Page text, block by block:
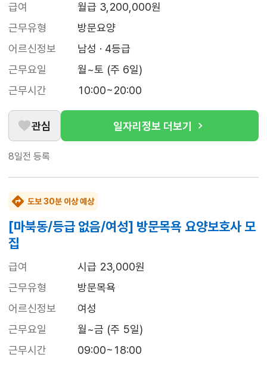
급여
월급 3,200,000원
근무유형
방문요양
어르신정보
남성 · 4등급
근무요일
월~토 (주 6일)
근무시간
10:00~20:00
관심 일자리정보 더보기
8일전 등록
도보 30분 이상 예상
[마북동/등급 없음/여성] 방문목욕 요양보호사 모
집
급여
시급 23,000원
근무유형
방문목욕
어르신정보
여성
근무요일
월~금 (주 5일)
근무시간
09:00~18:00